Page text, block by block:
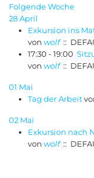
Folgende Woche
28 April
Exkursion ins
von wolf::
17:30 - 19:00
von wolf::
01 Mai
Tag der Arbeit
02 Mai
Exkursion nach
von wolf::